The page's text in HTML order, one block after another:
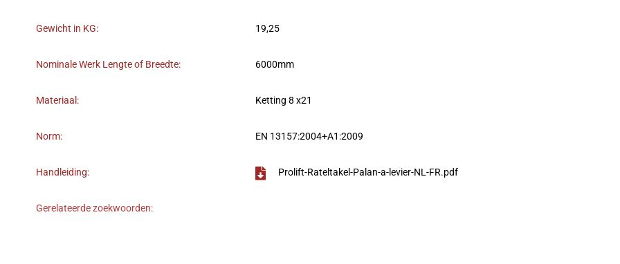
Gewicht in KG: 19,25
Nominale Werk Lengte of Breedte: 6000mm
Materiaal: Ketting 8 x21
Norm: EN 13157:2004+A1:2009
Handleiding: Prolift-Rateltakel-Palan-a-levier-NL-FR.pdf
Gerelateerde zoekwoorden: